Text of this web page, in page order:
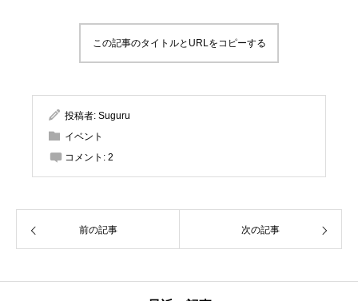
この記事のタイトルとURLをコピーする
投稿者: Suguru
イベント
コメント: 2
前の記事 次の記事